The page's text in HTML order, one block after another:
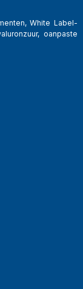
White Label-
oanpaste